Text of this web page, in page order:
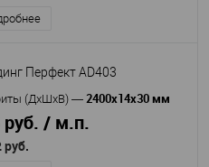
Перфект AD403
(ДхШхВ)— 2400x14x30 мм
руб. / м.п.
руб.